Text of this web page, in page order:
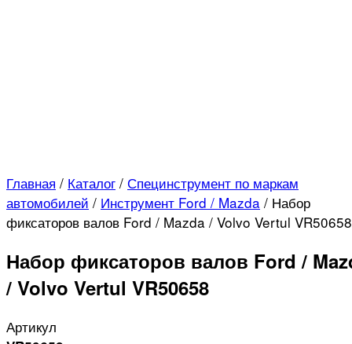
Главная / Каталог / Специнструмент по маркам
автомобилей / Инструмент Ford / Mazda / Набор
фиксаторов валов Ford / Mazda / Volvo Vertul VR50658
Набор фиксаторов валов Ford /
/ Volvo Vertul VR50658
Артикул